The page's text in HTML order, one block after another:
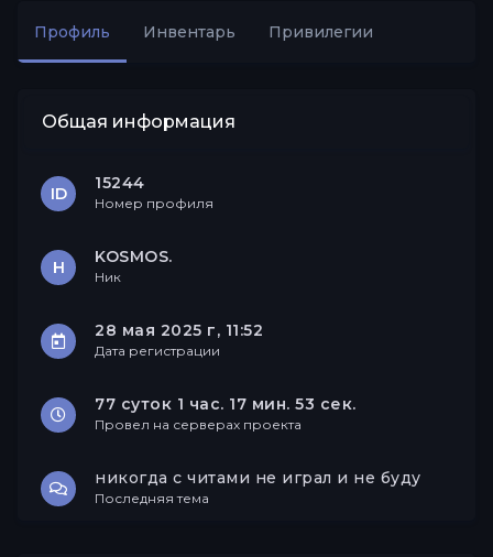
Профиль Инвентарь Привилегии
Общая информация
ID
15244
Номер профиля
Н
KOSMOS.
Ник
28 мая 2025 г, 11:52
Дата регистрации
77 суток 1 час. 17 мин. 53 сек.
Провел на серверах проекта
никогда с читами не играл и не буду
Последняя тема